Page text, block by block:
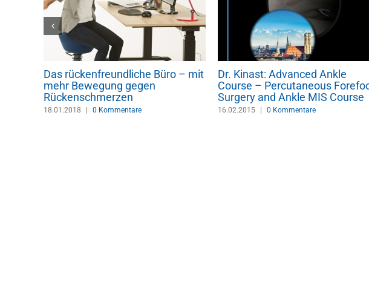
Das rückenfreundliche Büro – mit
mehr Bewegung gegen
Rückenschmerzen
18.01.2018 | 0 Kommentare
Dr. Kinast: Advanced Ankle
Course – Percutaneous
Surgery and Ankle MIS Course
16.02.2015 | 0 Kommentare